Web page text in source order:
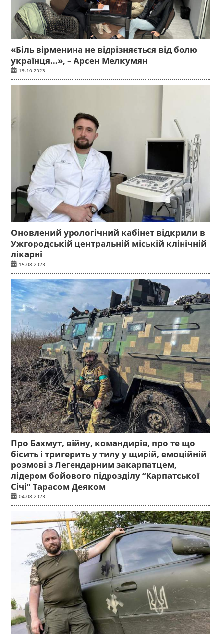
«Біль вірменина не відрізняється від болю
українця…», – Арсен Мелкумян
19.10.2023
Оновлений урологічний кабінет відкрили в
Ужгородській центральній міській клінічній
лікарні
15.08.2023
Про Бахмут, війну, командирів, про те що
бісить і тригерить у тилу у щирій, емоційній
розмові з Легендарним закарпатцем,
лідером бойового підрозділу “Карпатської
Січі” Тарасом Деяком
04.08.2023